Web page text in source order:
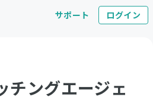
サポート ログイン
チングエージェ